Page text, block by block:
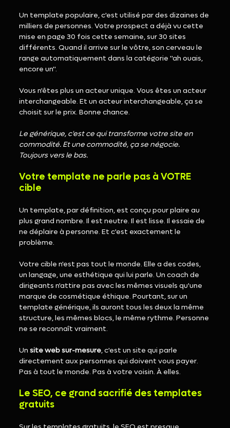
Un template populaire, c'est utilisé par des dizaines de
milliers de personnes. Votre prospect a déjà vu cette
mise en page 30 fois cette semaine, sur 30 sites
différents. Quand il arrive sur le vôtre, son cerveau le
range automatiquement dans la catégorie "ah ouais,
encore un".
Vous n'êtes plus un acteur unique. Vous êtes un acteur
interchangeable. Et un acteur interchangeable, ça se
choisit sur le prix. Bonne chance.
Le générique, c'est ce qui transforme votre site en
commodité. Et une commodité, ça se négocie.
Toujours vers le bas.
Votre template ne parle pas à VOTRE
cible
Un template, par définition, est conçu pour plaire au
plus grand nombre. Il est neutre. Il est lisse. Il essaie de
ne déplaire à personne. Et c'est exactement le
problème.
Votre cible n'est pas tout le monde. Elle a des codes,
un langage, une esthétique qui lui parle. Un coach de
dirigeants n'attire pas avec les mêmes visuels qu'une
marque de cosmétique éthique. Pourtant, sur un
template générique, ils auront tous les deux la même
structure, les mêmes blocs, le même rythme. Personne
ne se reconnaît vraiment.
Un site web sur-mesure, c'est un site qui parle
directement aux personnes qui doivent vous payer.
Pas à tout le monde. Pas à votre voisin. À elles.
Le SEO, ce grand sacrifié des templates
gratuits